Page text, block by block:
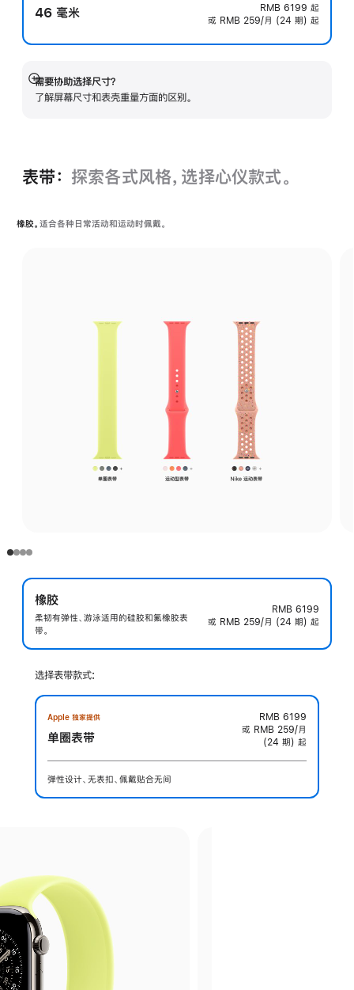
46 毫米 RMB 6199 起
或 RMB 259/月 (24 期) 起
需要协助选择尺寸？
了解屏幕尺寸和表壳重量方面的区别。
展
开
表带： 探索各式风格，选择心仪款式。
橡胶。 适合各种日常活动和运动时佩戴。
橡胶
柔韧有弹性、游泳适用的硅胶和氟橡胶表
带。
RMB 6199
或 RMB 259/月 (24 期) 起
选择表带款式:
Apple 独家提供
单圈表带
RMB 6199
或 RMB 259/月
(24 期) 起
弹性设计、无表扣、佩戴贴合无间